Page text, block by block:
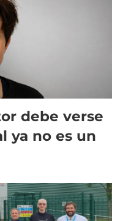
debe verse
ya no es un